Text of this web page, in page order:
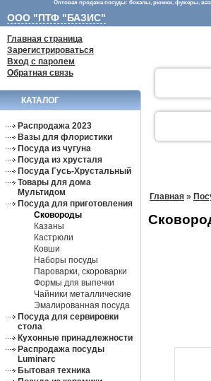
Оптовая продажа посуды: бокалы, рюмки, фужеры,
ООО "ПТФ "БАЗИС"
Главная страница
Зарегистрироваться
Вход с паролем
Обратная связь
КАТАЛОГ
Распродажа 2023
Вазы для флористики
Посуда из чугуна
Посуда из хрусталя
Посуда Гусь-Хрустальный
Товары для дома
Мультидом
Посуда для приготовления
Сковороды
Казаны
Кастрюли
Ковши
Наборы посуды
Пароварки, скороварки
Формы для выпечки
Чайники металлические
Эмалированная посуда
Посуда для сервировки
стола
Кухонные принадлежности
Распродажа посуды
Luminarc
Бытовая техника
Главная »